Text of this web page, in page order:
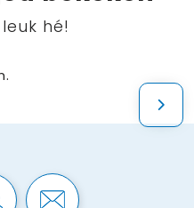
hé!